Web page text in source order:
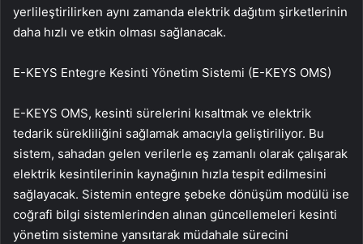
yerlileştirilirken aynı zamanda elektrik dağıtım şirketlerinin
daha hızlı ve etkin olması sağlanacak.
E-KEYS Entegre Kesinti Yönetim Sistemi (E-KEYS OMS)
E-KEYS OMS, kesinti sürelerini kısaltmak ve elektrik
tedarik sürekliliğini sağlamak amacıyla geliştiriliyor. Bu
sistem, sahadan gelen verilerle eş zamanlı olarak çalışarak
elektrik kesintilerinin kaynağının hızla tespit edilmesini
sağlayacak. Sistemin entegre şebeke dönüşüm modülü ise
coğrafi bilgi sistemlerinden alınan güncellemeleri kesinti
yönetim sistemine yansıtarak müdahale sürecini